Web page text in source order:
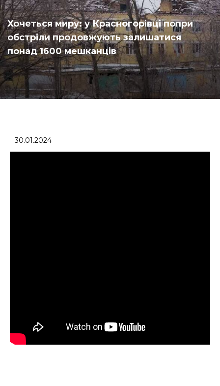
Хочеться миру: у Красногорівці попри
обстріли продовжують залишатися
понад 1600 мешканців
30.01.2024